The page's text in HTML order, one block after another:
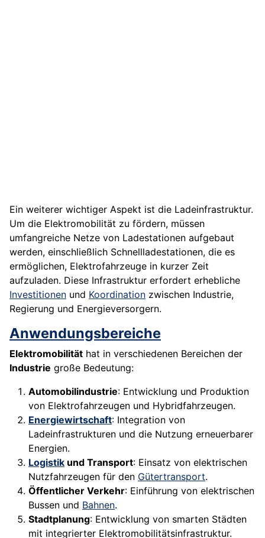
Ein weiterer wichtiger Aspekt ist die Ladeinfrastruktur.
Um die Elektromobilität zu fördern, müssen
umfangreiche Netze von Ladestationen aufgebaut
werden, einschließlich Schnellladestationen, die es
ermöglichen, Elektrofahrzeuge in kurzer Zeit
aufzuladen. Diese Infrastruktur erfordert erhebliche
Investitionen und Koordination zwischen Industrie,
Regierung und Energieversorgern.
Anwendungsbereiche
Elektromobilität hat in verschiedenen Bereichen der
Industrie große Bedeutung:
Automobilindustrie: Entwicklung und Produktion
von Elektrofahrzeugen und Hybridfahrzeugen.
Energiewirtschaft: Integration von
Ladeinfrastrukturen und die Nutzung erneuerbarer
Energien.
Logistik und Transport: Einsatz von elektrischen
Nutzfahrzeugen für den Gütertransport.
Öffentlicher Verkehr: Einführung von elektrischen
Bussen und Bahnen.
Stadtplanung: Entwicklung von smarten Städten
mit integrierter Elektromobilitätsinfrastruktur.